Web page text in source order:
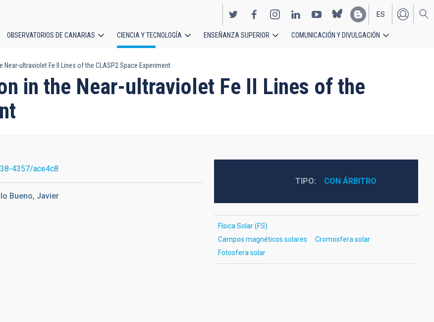
EN
ES
OBSERVATORIOS DE CANARIAS CIENCIA Y TECNOLOGÍA ENSEÑANZA SUPERIOR COMUNICACIÓN Y DIVULGACIÓN
Near-ultraviolet Fe II Lines of the CLASP2 Space Experiment
in the Near-ultraviolet Fe II Lines of the
4357/ace4c8
Bueno, Javier
TIPO CON ÁRBITRO
Física Solar (FS)
Campos magnéticos solares
Cromosfera solar
Fotosfera solar